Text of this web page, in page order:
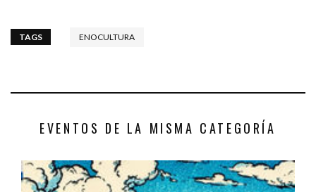
TAGS ENOCULTURA
EVENTOS DE LA MISMA CATEGORÍA